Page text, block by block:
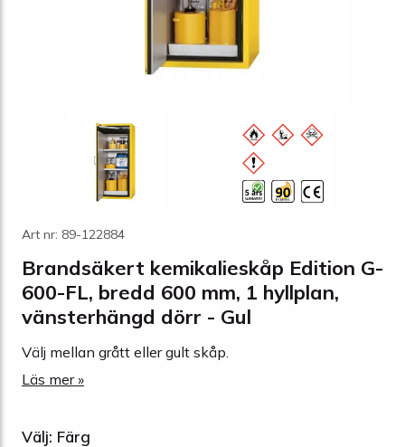
Art nr: 89-122884
Brandsäkert kemikalieskåp Edition G-
600-FL, bredd 600 mm, 1 hyllplan,
vänsterhängd dörr - Gul
Välj mellan grått eller gult skåp.
Läs mer »
Välj: Färg